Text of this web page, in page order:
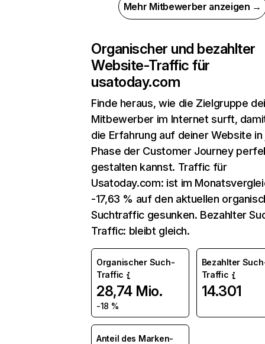
Mehr Mitbewerber anzeigen →
Organischer und bezahlter
Website-Traffic für
usatoday.com
Finde heraus, wie die Zielgruppe
Mitbewerber im Internet surft,
die Erfahrung auf deiner Website
Phase der Customer Journey
gestalten kannst. Traffic für
Usatoday.com: ist im
-17,63 % auf den aktuellen
Suchtraffic gesunken. Bezahlter
Traffic: bleibt gleich.
Organischer Such-
Traffic
28,74 Mio.
-18 %
Bezahlter
Traffic
14.301
Anteil des Marken-